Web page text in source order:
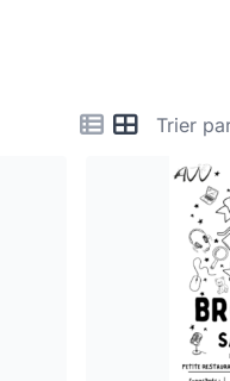
Trier